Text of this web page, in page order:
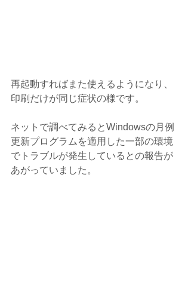
再起動すればまた使えるようになり、
印刷だけが同じ症状の様です。
ネットで調べてみるとWindowsの月例
更新プログラムを適用した一部の環境
でトラブルが発生しているとの報告が
あがっていました。